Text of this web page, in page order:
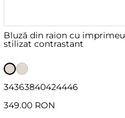
Bluză din raion cu imprimeu
stilizat contrastant
34363840424446
349.00 RON